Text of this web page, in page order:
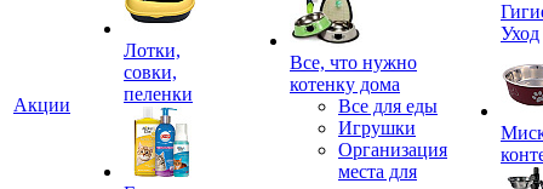
Акции
Лотки,
совки,
пеленки
Все, что нужно
котенку дома
Все для еды
Игрушки
Организация
места для
Уход